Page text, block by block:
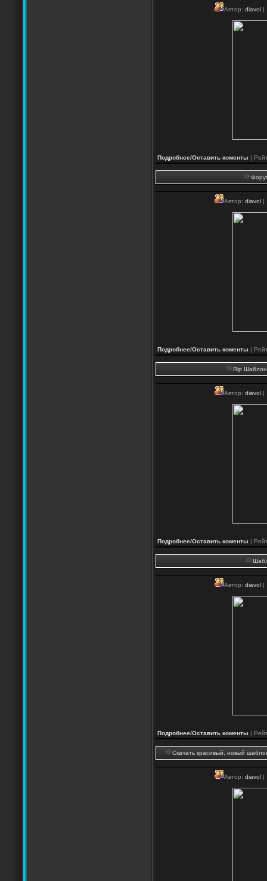
Автор: diavol |
Подробнее/Оставить коменты |
Автор: diavol |
Подробнее/Оставить коменты |
Rip Шаблон
Автор: diavol |
Подробнее/Оставить коменты |
Автор: diavol |
Подробнее/Оставить коменты |
Скачать красивый, новый
Автор: diavol |